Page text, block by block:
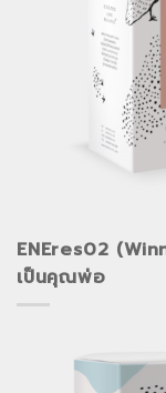
ENEres02
เป็นคุณพ่อ